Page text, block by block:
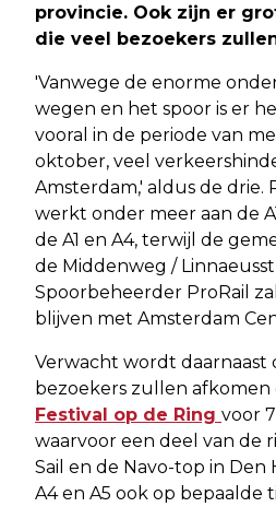
provincie. Ook zijn er
die veel bezoekers
'Vanwege de enorme
wegen en het spoor is er
vooral in de periode van
oktober, veel
Amsterdam,' aldus de drie.
werkt onder meer aan de
de A1 en A4, terwijl de
de Middenweg /
Spoorbeheerder ProRail
blijven met Amsterdam
Verwacht wordt daarnaast
bezoekers zullen
Festival op de Ring voor
waarvoor een deel van de
Sail en de Navo-top in Den
A4 en A5 ook op bepaalde